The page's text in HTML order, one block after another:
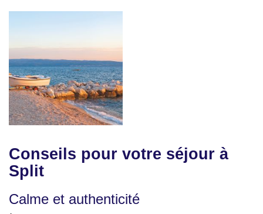
Conseils pour votre séjour à
Split
Calme et authenticité